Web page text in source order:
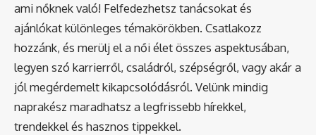
ami nőknek való! Felfedezhetsz tanácsokat és
ajánlókat különleges témakörökben. Csatlakozz
hozzánk, és merülj el a női élet összes aspektusában,
legyen szó karrierről, családról, szépségről, vagy akár a
jól megérdemelt kikapcsolódásról. Velünk mindig
naprakész maradhatsz a legfrissebb hírekkel,
trendekkel és hasznos tippekkel.